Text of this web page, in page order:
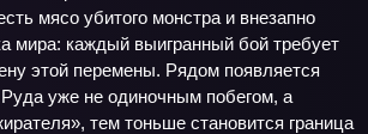
мясо убитого монстра и внезапно
мира: каждый выигранный бой требует
этой перемены. Рядом появляется
уже не одиночным побегом, а
тем тоньше становится граница